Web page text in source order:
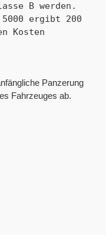
B werden.
ergibt 200
Kosten
Panzerung
Fahrzeuges ab.